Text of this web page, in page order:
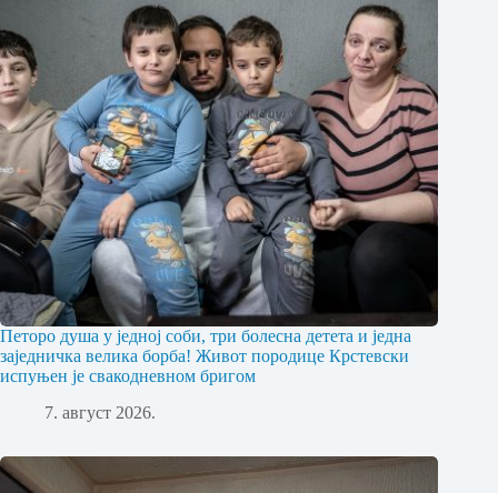
Петоро душа у једној соби, три болесна детета и једна
заједничка велика борба! Живот породице Крстевски
испуњен је свакодневном бригом
7. август 2026.